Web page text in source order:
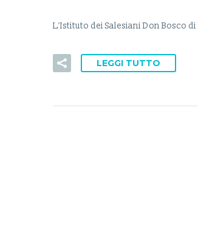
L’Istituto dei Salesiani Don Bosco
LEGGI TUTTO